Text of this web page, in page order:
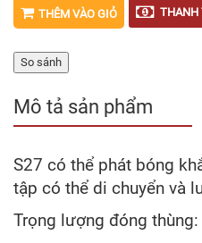
THÊM VÀO GIỎ THANH
So sánh
Mô tả sản phẩm
S27 có thể phát bóng
tập có thể di chuyển và
Trọng lượng đóng thùng: